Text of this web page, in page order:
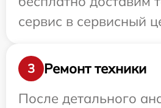
сервис в сервисный
3
Ремонт техники
После детального